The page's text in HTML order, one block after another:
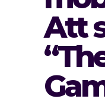
Att